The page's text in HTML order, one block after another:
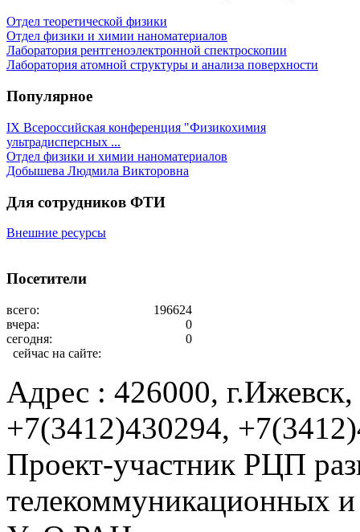
Отдел теоретической физики
Отдел физики и химии наноматериалов
Лаборатория рентгеноэлектронной спектроскопии
Лаборатория атомной структуры и анализа поверхности
Популярное
IX Всероссийская конференция "Физикохимия
ультрадисперсных ...
Отдел физики и химии наноматериалов
Добышева Людмила Викторовна
Для сотрудников ФТИ
Внешние ресурсы
Посетители
всего:
196624
вчера:
0
сегодня:
0
сейчас на сайте:
Адрес : 426000,
+7(3412)430294,
Проект-участник РЦП
телекоммуникационных